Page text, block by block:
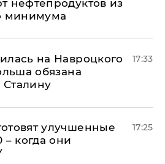
нефтепродуктов из
минимума
на Навроцкого
обязана
17:33
улучшенные
– когда они
17:25